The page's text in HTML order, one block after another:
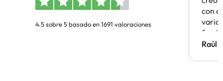
4.5 sobre 5 basado en 1691 valoraciones
con
Hotel
Raúl